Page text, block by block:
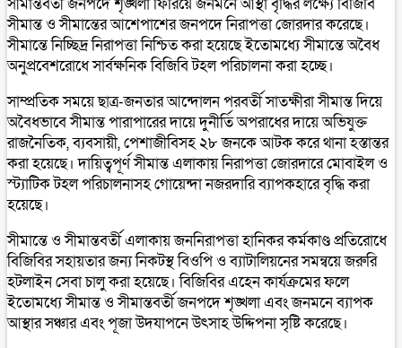
সীমান্ত ও সীমান্তের আশেপাশের জনপদে নিরাপত্তা জোরদার করেছে।
সীমান্তে নিচ্ছিদ্র নিরাপত্তা নিশ্চিত করা হয়েছে ইতোমধ্যে সীমান্তে অবৈধ
অনুপ্রবেশরোধে সার্বক্ষনিক বিজিবি টহল পরিচালনা করা হচ্ছে।
সাম্প্রতিক সময়ে ছাত্র-জনতার আন্দোলন পরবর্তী সাতক্ষীরা সীমান্ত দিয়ে
অবৈধভাবে সীমান্ত পারাপারের দায়ে দুনীর্তি অপরাধের দায়ে অভিযুক্ত
রাজনৈতিক, ব্যবসায়ী, পেশাজীবিসহ ২৮ জনকে আটক করে থানা হস্তান্তর
করা হয়েছে। দায়িত্বপূর্ণ সীমান্ত এলাকায় নিরাপত্তা জোরদারে মোবাইল ও
স্ট্যাটিক টহল পরিচালনাসহ গোয়েন্দা নজরদারি ব্যাপকহারে বৃদ্ধি করা
হয়েছে।
সীমান্তে ও সীমান্তবর্তী এলাকায় জননিরাপত্তা হানিকর কর্মকাণ্ড প্রতিরোধে
বিজিবির সহায়তার জন্য নিকটস্থ বিওপি ও ব্যাটালিয়নের সমন্বয়ে জরুরি
হটলাইন সেবা চালু করা হয়েছে। বিজিবির এহেন কার্যক্রমের ফলে
ইতোমধ্যে সীমান্ত ও সীমান্তবর্তী জনপদে শৃঙ্খলা এবং জনমনে ব্যাপক
আস্থার সঞ্চার এবং পূজা উদযাপনে উৎসাহ উদ্দিপনা সৃষ্টি করেছে।